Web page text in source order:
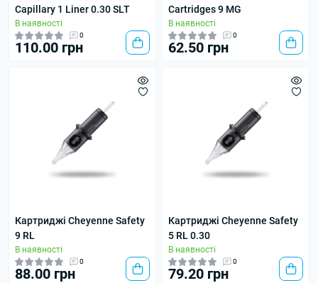
Capillary 1 Liner 0.30 SLT
В наявності
0
110.00 грн
Cartridges 9 MG
В наявності
0
62.50 грн
Картриджі Cheyenne Safety
9 RL
В наявності
0
88.00 грн
Картриджі Cheyenne Safety
5 RL 0.30
В наявності
0
79.20 грн